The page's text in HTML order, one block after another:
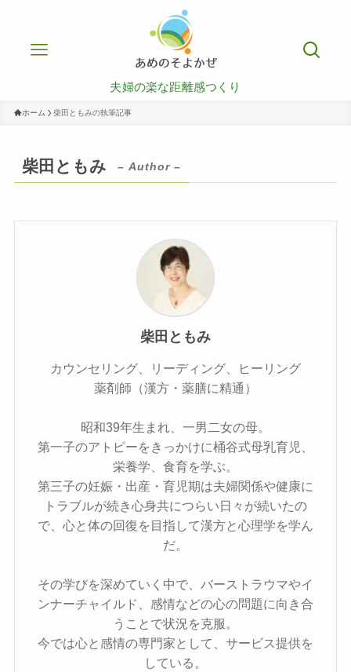
夫婦の楽な距離感つくり
ホーム 柴田ともみの執筆記事
柴田ともみ – Author –
柴田ともみ
カウンセリング、リーディング、ヒーリング
薬剤師（漢方・薬膳に精通）
昭和39年生まれ、一男二女の母。
第一子のアトピーをきっかけに桶谷式母乳育児、
栄養学、食育を学ぶ。
第三子の妊娠・出産・育児期は夫婦関係や健康に
トラブルが続き心身共につらい日々が続いたの
で、心と体の回復を目指して漢方と心理学を学ん
だ。
その学びを深めていく中で、バーストラウマやイ
ンナーチャイルド、感情などの心の問題に向き合
うことで状況を克服。
今では心と感情の専門家として、サービス提供を
している。